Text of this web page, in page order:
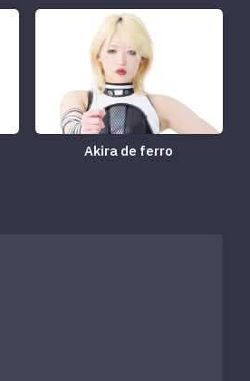
Akira de ferro